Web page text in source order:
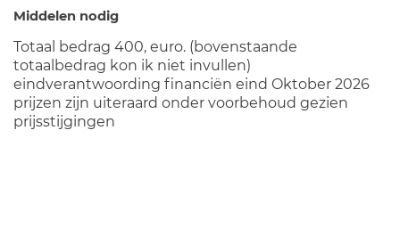
Middelen nodig
Totaal bedrag 400, euro. (bovenstaande
totaalbedrag kon ik niet invullen)
eindverantwoording financiën eind Oktober 2026
prijzen zijn uiteraard onder voorbehoud gezien
prijsstijgingen